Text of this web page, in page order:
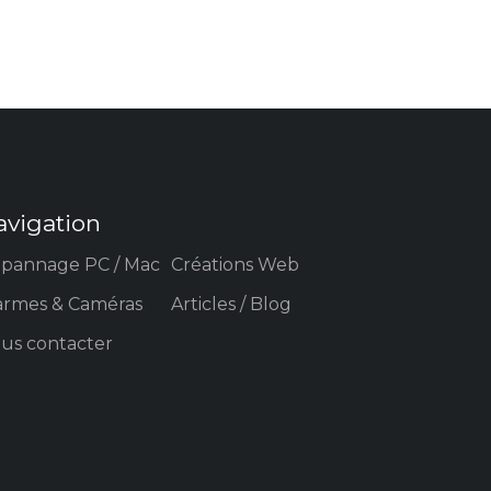
PC / Mac Créations Web
& Caméras
Articles / Blog
contacter